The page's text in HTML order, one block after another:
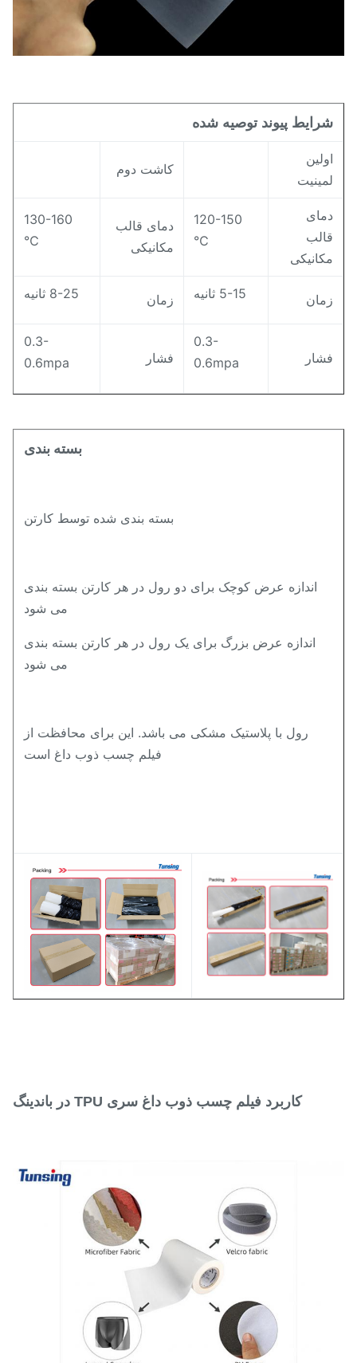
پیوند توصیه شده
کاشت دوم
120-150
دمای قالب
مکانیکی
130-160
5-15 ثانیه زمان 8-25 ثانیه
0.6mpa
فشار
0.6mpa
بسته بندی
بسته بندی شده توسط کارتن
اندازه عرض کوچک برای دو رول در هر کارتن بسته بندی
می شود
اندازه عرض بزرگ برای یک رول در هر کارتن بسته بندی
می شود
رول با پلاستیک مشکی می باشد. این برای محافظت از
فیلم چسب ذوب داغ است
کاربرد فیلم چسب ذوب داغ سری TPU در باندینگ